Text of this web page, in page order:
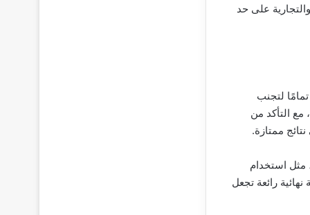
على حد
لتجنب
مع التأكد من
ممتازة.
مثل استخدام
رائعة تجعل